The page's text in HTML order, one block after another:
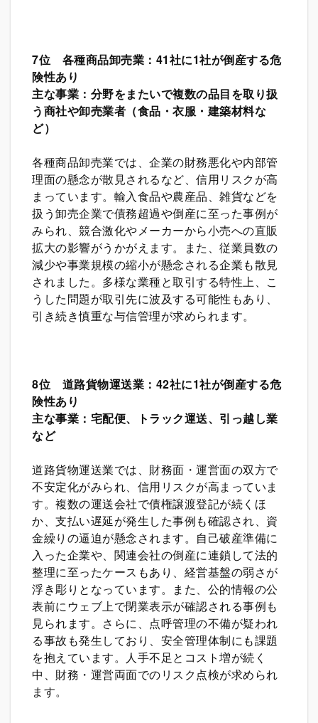
7位 各種商品卸売業：41社に1社が倒産する危
険性あり
主な事業：分野をまたいで複数の品目を取り扱
う商社や卸売業者（食品・衣服・建築材料な
ど）
各種商品卸売業では、企業の財務悪化や内部管
理面の懸念が散見されるなど、信用リスクが高
まっています。輸入食品や農産品、雑貨などを
扱う卸売企業で債務超過や倒産に至った事例が
みられ、競合激化やメーカーから小売への直販
拡大の影響がうかがえます。また、従業員数の
減少や事業規模の縮小が懸念される企業も散見
されました。多様な業種と取引する特性上、こ
うした問題が取引先に波及する可能性もあり、
引き続き慎重な与信管理が求められます。
8位 道路貨物運送業：42社に1社が倒産する危
険性あり
主な事業：宅配便、トラック運送、引っ越し業
など
道路貨物運送業では、財務面・運営面の双方で
不安定化がみられ、信用リスクが高まっていま
す。複数の運送会社で債権譲渡登記が続くほ
か、支払い遅延が発生した事例も確認され、資
金繰りの逼迫が懸念されます。自己破産準備に
入った企業や、関連会社の倒産に連鎖して法的
整理に至ったケースもあり、経営基盤の弱さが
浮き彫りとなっています。また、公的情報の公
表前にウェブ上で閉業表示が確認される事例も
見られます。さらに、点呼管理の不備が疑われ
る事故も発生しており、安全管理体制にも課題
を抱えています。人手不足とコスト増が続く
中、財務・運営両面でのリスク点検が求められ
ます。